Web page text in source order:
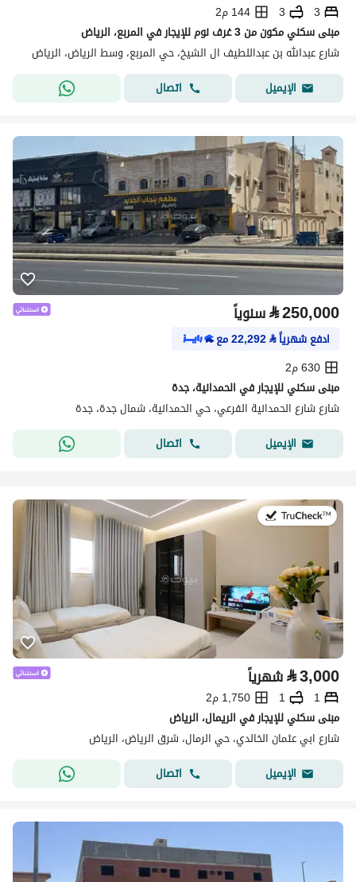
3
3
144 م2
مبنى سكني مكون من 3 غرف نوم للإيجار في المربع، الرياض
شارع عبدالله بن عبداللطيف ال الشيخ، حي المربع، وسط الرياض، الرياض
الإيميل
اتصال
⃁250,000 سنوياً
ادفع شهرياً⃁
22,292مع
630 م2
مبنى سكني للإيجار في الحمدانية، جدة
شارع شارع الحمدانية الفرعي، حي الحمدانية، شمال جدة، جدة
الإيميل
اتصال
في:18 يوليو 2026
⃁3,000 شهرياً
1
1
1,750 م2
مبنى سكني للإيجار في الريمال، الرياض
شارع ابي عثمان الخالدي، حي الرمال، شرق الرياض، الرياض
الإيميل
اتصال